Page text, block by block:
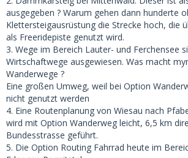
ausgegeben ? Warum gehen dann hunderte
Klettersteigausrüstung die Strecke hoch, die
als Freeridepiste genutzt wird.
3. Wege im Bereich Lauter- und Ferchensee
Wirtschaftwege ausgewiesen. Was macht
Wanderwege ?
Eine großen Umweg, weil bei Option
nicht genutzt werden
4. Eine Routenplanung von Wiesau nach
wird mit Option Wanderweg leicht, 6,5 km
Bundesstrasse geführt.
5. Die Option Routing Fahrrad heute im